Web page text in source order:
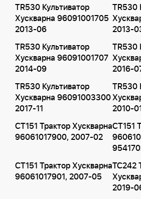
TR530 Культиватор
Хускварна 96091001705
2013-06
TR530
2013-
TR530 Культиватор
Хускварна 96091001707
2014-09
TR530
2016-
TR530 Культиватор
Хускварна 96091003300
2017-11
TR530
2010-
CT151 Трактор Хускварна
96061017900, 2007-02
CT151
CT151 Трактор Хускварна
96061017901, 2007-05
TC242
2019-